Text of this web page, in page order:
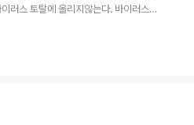
러스 토탈에 올리지않는다. 바이러스
며, 북한은 깔끔하다. MBR 등을 날려
고는 100% 막을 수 없다. 막을 수 없
다.6. 사고당한 담당자를 보직 이동시